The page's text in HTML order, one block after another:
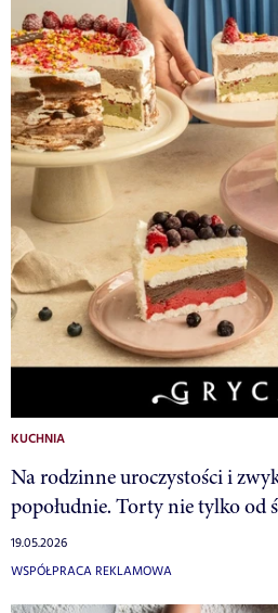
KUCHNIA
Na rodzinne uroczystości i
popołudnie. Torty nie tylko od
19.05.2026
WSPÓŁPRACA REKLAMOWA